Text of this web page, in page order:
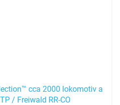
cca 2000 lokomotiv a
/ Freiwald RR-CO